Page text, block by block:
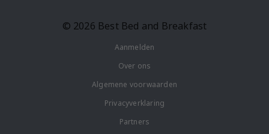
© 2026 Best Bed and Breakfast
Aanmelden
Over ons
Algemene voorwaarden
Privacyverklaring
Partners